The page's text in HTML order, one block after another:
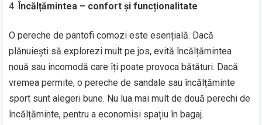
Încălțămintea – confort și funcționalitate
O pereche de pantofi comozi este esențială. Dacă
plănuiești să explorezi mult pe jos, evită încălțămintea
nouă sau incomodă care îți poate provoca bătături. Dacă
vremea permite, o pereche de sandale sau încălțăminte
sport sunt alegeri bune. Nu lua mai mult de două perechi de
încălțăminte, pentru a economisi spațiu în bagaj.